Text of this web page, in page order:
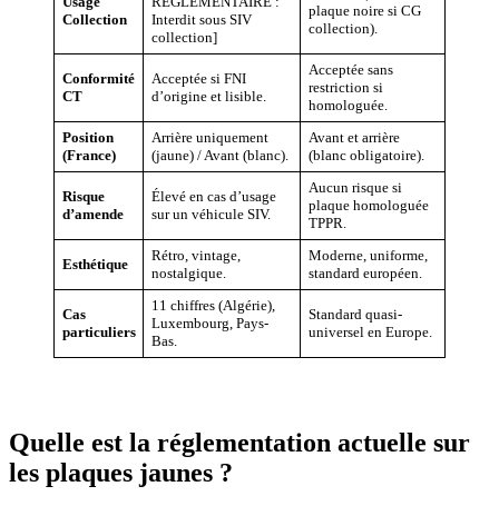
Collection
Interdit sous SIV
collection]
plaque noire si CG
collection).
Conformité
CT
Acceptée si FNI
d’origine et lisible.
Acceptée sans
restriction si
homologuée.
Position
(France)
Arrière uniquement
(jaune) / Avant (blanc).
Avant et arrière
(blanc obligatoire).
Risque
d’amende
Élevé en cas d’usage
sur un véhicule SIV.
Aucun risque si
plaque homologuée
TPPR.
Esthétique
Rétro, vintage,
nostalgique.
Moderne, uniforme,
standard européen.
Cas
particuliers
11 chiffres (Algérie),
Luxembourg, Pays-
Bas.
Standard quasi-
universel en Europe.
Quelle est la réglementation actuelle sur
les plaques jaunes ?